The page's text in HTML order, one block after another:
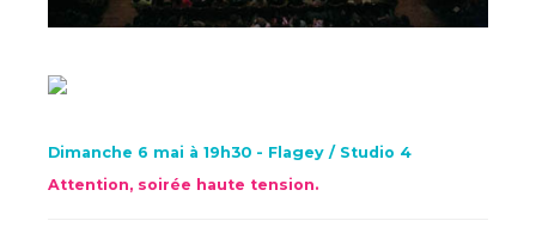
Dimanche 6 mai à 19h30 - Flagey / Studio 4
Attention, soirée haute tension.